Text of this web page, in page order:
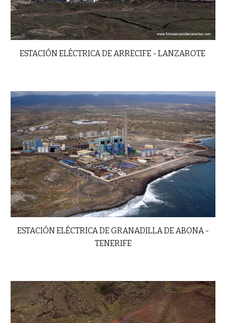
ESTACIÓN ELÉCTRICA DE ARRECIFE - LANZAROTE
ESTACIÓN ELÉCTRICA DE GRANADILLA DE ABONA -
TENERIFE